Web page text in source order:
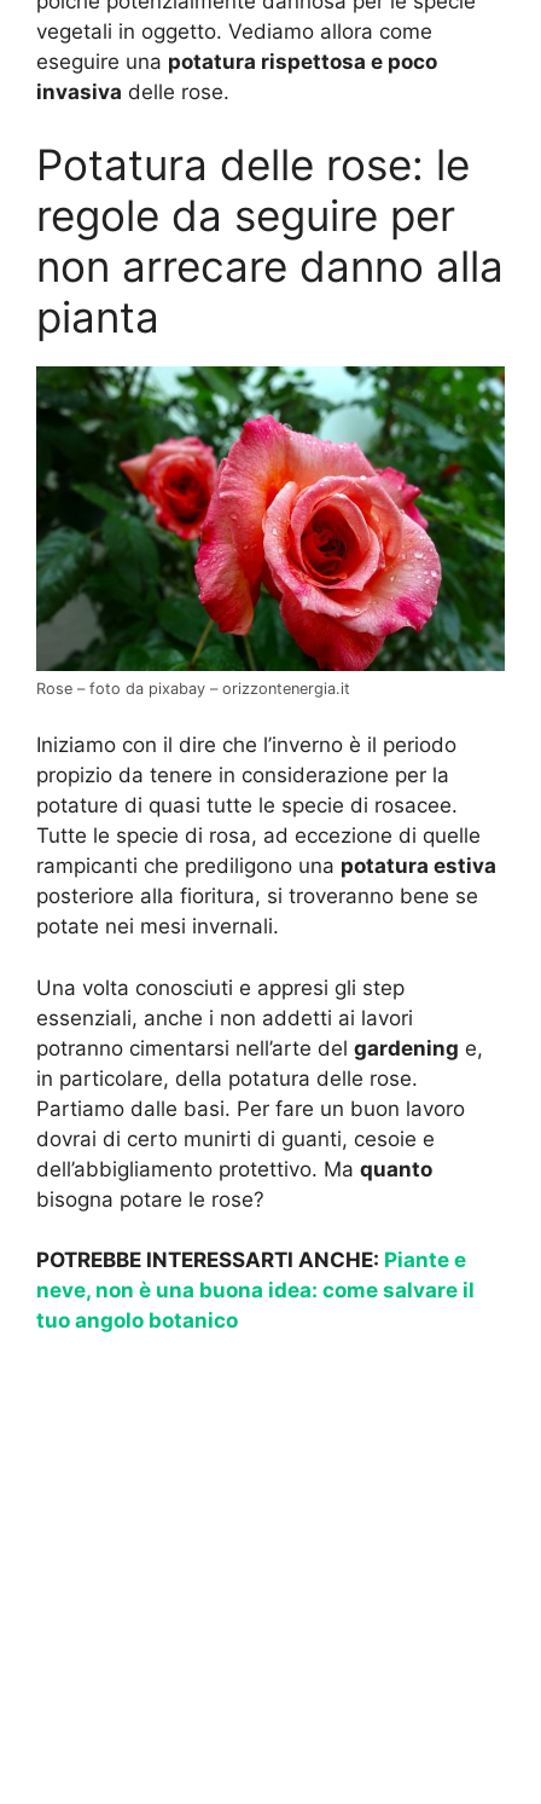
vegetali in oggetto. Vediamo allora come
eseguire una potatura rispettosa e poco
invasiva delle rose.
Potatura delle rose: le
regole da seguire per
non arrecare danno alla
pianta
Rose – foto da pixabay – orizzontenergia.it
Iniziamo con il dire che l’inverno è il periodo
propizio da tenere in considerazione per la
potature di quasi tutte le specie di rosacee.
Tutte le specie di rosa, ad eccezione di quelle
rampicanti che prediligono una potatura estiva
posteriore alla fioritura, si troveranno bene se
potate nei mesi invernali.
Una volta conosciuti e appresi gli step
essenziali, anche i non addetti ai lavori
potranno cimentarsi nell’arte del gardening e,
in particolare, della potatura delle rose.
Partiamo dalle basi. Per fare un buon lavoro
dovrai di certo munirti di guanti, cesoie e
dell’abbigliamento protettivo. Ma quanto
bisogna potare le rose?
POTREBBE INTERESSARTI ANCHE: Piante e
neve, non è una buona idea: come salvare il
tuo angolo botanico